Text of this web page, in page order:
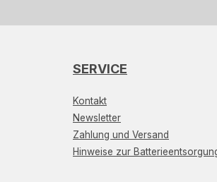
SERVICE
Kontakt
Newsletter
Zahlung und Versand
Hinweise zur